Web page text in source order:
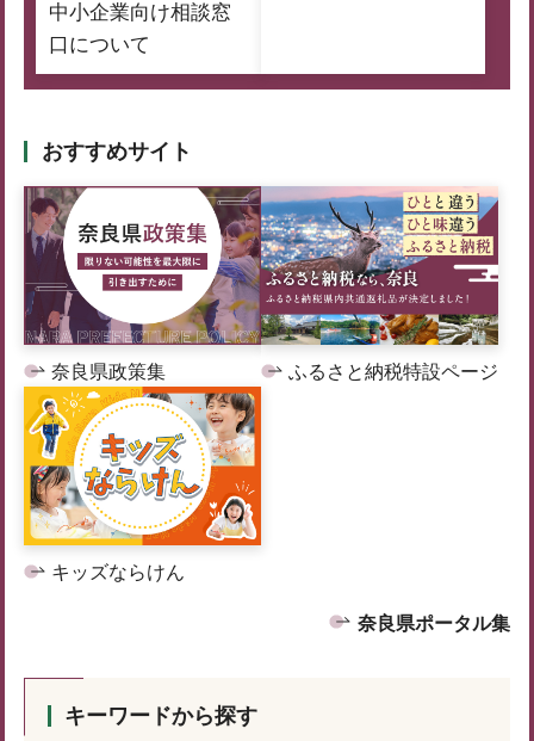
中小企業向け相談窓
口について
おすすめサイト
奈良県政策集 ふるさと納税特設ページ
キッズならけん
奈良県ポータル集
キーワードから探す